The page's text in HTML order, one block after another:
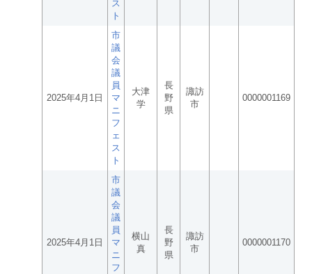
ス
ト
2025年4月1日
市
議
会
議
員
マ
ニ
フ
ェ
ス
ト
大津
学
長
野
県
諏訪
市
0000001169
2025年4月1日
市
議
会
議
員
マ
ニ
フ
横山
真
長
野
県
諏訪
市
0000001170